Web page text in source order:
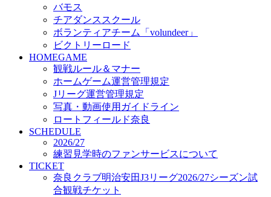
観戦ルール＆マナー
FANCOMMUNITY
2026/27ファンコミュニティ
サポートショップ
GOODS
オフィシャルストア（実店舗）
オンラインストア
ACADEMY
アカデミーについて
プロジェクト
コーチ&スタッフ
ジュニア
ジュニアユース
ユース
練習拠点（ナラディーア）
SCHOOL
バモス
チアダンススクール
ボランティアチーム「volundeer」
ビクトリーロード
HOMEGAME
観戦ルール＆マナー
ホームゲーム運営管理規定
Jリーグ運営管理規定
写真・動画使用ガイドライン
ロートフィールド奈良
SCHEDULE
2026/27
練習見学時のファンサービスについて
TICKET
奈良クラブ明治安田J3リーグ2026/27シーズン試
合観戦チケット